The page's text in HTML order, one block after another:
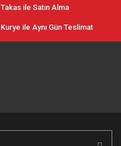
Takas ile Satın Alma
Kurye ile Aynı Gün Teslimat